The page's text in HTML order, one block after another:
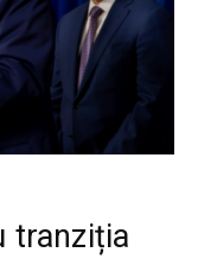
tranziția